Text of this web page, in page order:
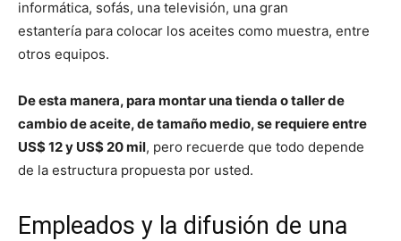
informática, sofás, una televisión, una gran
estantería para colocar los aceites como muestra, entre
otros equipos.
De esta manera, para montar una tienda o taller de
cambio de aceite, de tamaño medio, se requiere entre
US$ 12 y US$ 20 mil, pero recuerde que todo depende
de la estructura propuesta por usted.
Empleados y la difusión de una